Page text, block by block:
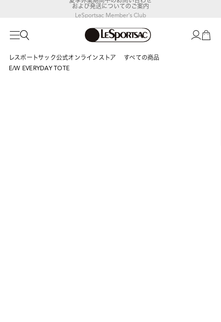
LeSportsac Member's Club
ポイントアップキャンペーン開催中
および発送についてのご案内
レスポートサック公式オンラインストア
すべての商品
E/W EVERYDAY TOTE